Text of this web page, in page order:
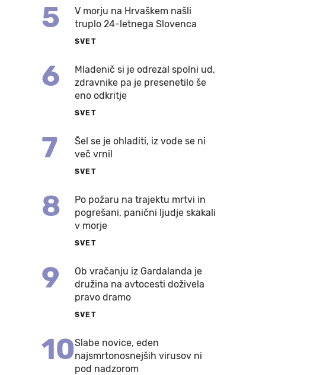
5
V morju na Hrvaškem našli
truplo 24-letnega Slovenca
SVET
6
Mladenič si je odrezal spolni ud,
zdravnike pa je presenetilo še
eno odkritje
SVET
7
Šel se je ohladiti, iz vode se ni
več vrnil
SVET
8
Po požaru na trajektu mrtvi in
pogrešani, panični ljudje skakali
v morje
SVET
9
Ob vračanju iz Gardalanda je
družina na avtocesti doživela
pravo dramo
SVET
10Slabe novice, eden
najsmrtonosnejših virusov ni
pod nadzorom